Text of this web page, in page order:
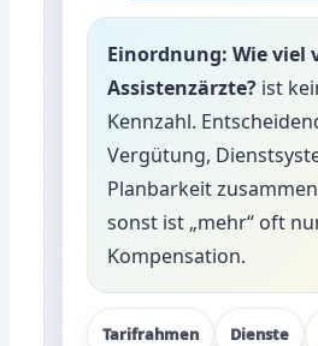
Einordnung: Wie viel
Assistenzärzte? ist
Kennzahl.
Vergütung,
Planbarkeit
sonst ist „mehr“ oft
Kompensation.
Tarifrahmen Dienste